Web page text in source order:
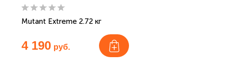
Mutant Extreme 2.72 кг
4 190 руб.